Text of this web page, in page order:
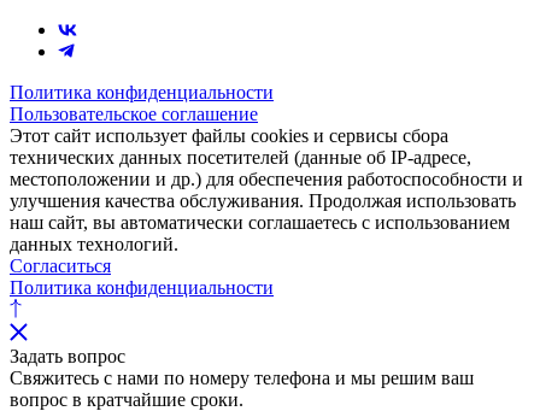
Политика конфиденциальности
Пользовательское соглашение
Этот сайт использует файлы cookies и сервисы сбора
технических данных посетителей (данные об IP-адресе,
местоположении и др.) для обеспечения работоспособности и
улучшения качества обслуживания. Продолжая использовать
наш сайт, вы автоматически соглашаетесь с использованием
данных технологий.
Согласиться
Политика конфиденциальности
Задать вопрос
Свяжитесь с нами по номеру телефона и мы решим ваш
вопрос в кратчайшие сроки.